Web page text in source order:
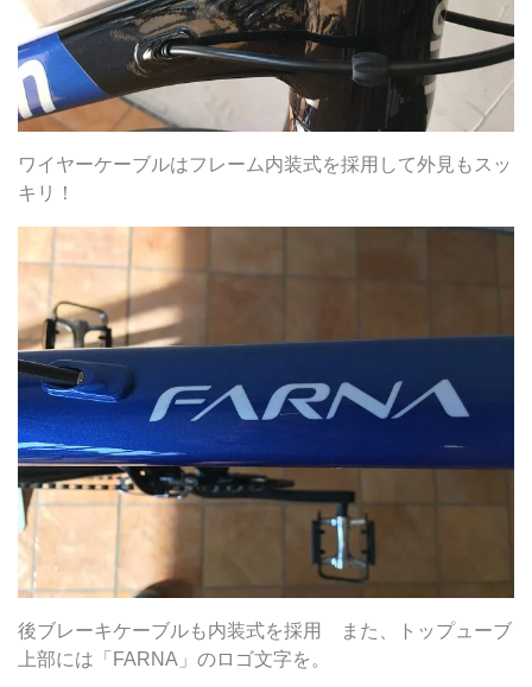
ワイヤーケーブルはフレーム内装式を採用して外見もスッ
キリ！
後ブレーキケーブルも内装式を採用 また、トップューブ
上部には「FARNA」のロゴ文字を。